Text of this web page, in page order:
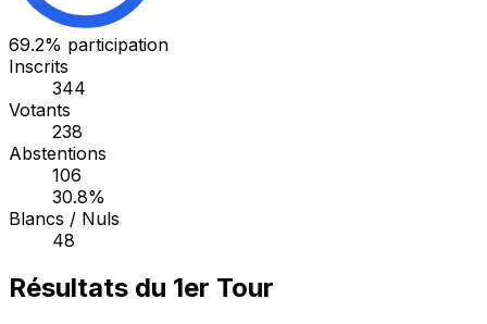
69.2% participation
Inscrits
344
Votants
238
Abstentions
106
30.8%
Blancs / Nuls
48
Résultats du 1er Tour